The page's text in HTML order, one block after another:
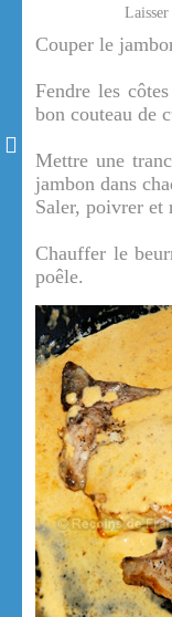
Couper le
Fendre les
bon couteau de
Mettre une
jambon dans
Saler, poivrer et
Chauffer le
poêle.